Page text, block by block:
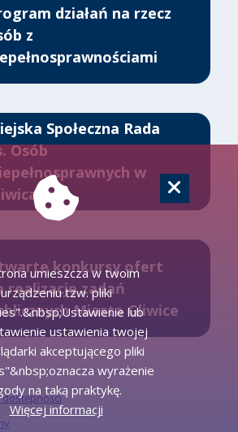
działań na rzecz
z
Społeczna Rada
Osób
w
konkursy ofert
realizację zadań
Miasta Gliwice
umieszcza w twoim
urządzeniu tzw. pliki
lub
ustawienia twojej
akceptującego pliki
wyrażenie
na taką praktykę.
Więcej informacji